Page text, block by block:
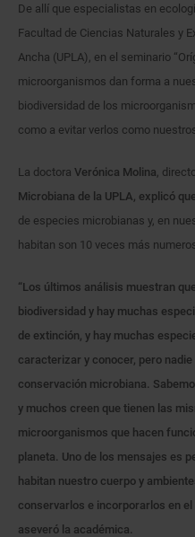
De allí que especialistas en
Facultad de Ciencias Naturales y
Ancha (UPLA), en el seminario
microorganismos dan forma a
biodiversidad de los
como a evitar verlos como
La doctora Verónica Molina ,
Microbiana de la UPLA, explicó
de especies microbianas y, en
habitan son 10 veces más
“Los últimos análisis muestran
biodiversidad y hay muchas
de extinción, y hay muchas
caracterizar y conocer, pero
conservación microbiana.
y muchos creen que tienen las
microorganismos que hacen
planeta. Uno de los mensajes es
habitan nuestro cuerpo y
conservarlos e incorporarlos en el
aseveró la académica.